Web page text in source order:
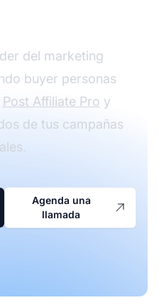
del marketing
buyer personas
Post Affiliate Pro y
de tus campañas
Agenda una
llamada